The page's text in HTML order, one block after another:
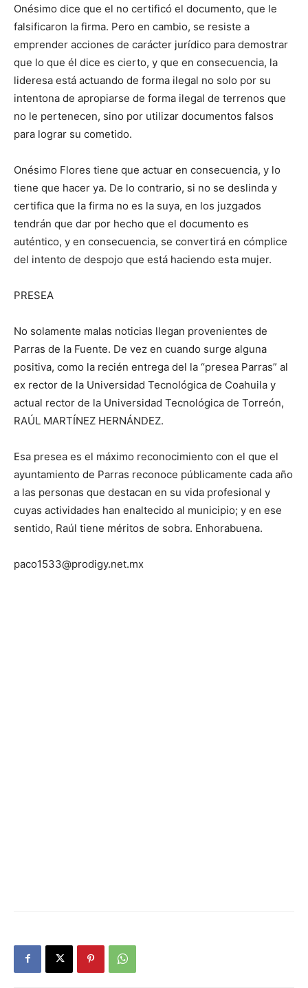
Onésimo dice que el no certificó el documento, que le
falsificaron la firma. Pero en cambio, se resiste a
emprender acciones de carácter jurídico para demostrar
que lo que él dice es cierto, y que en consecuencia, la
lideresa está actuando de forma ilegal no solo por su
intentona de apropiarse de forma ilegal de terrenos que
no le pertenecen, sino por utilizar documentos falsos
para lograr su cometido.
Onésimo Flores tiene que actuar en consecuencia, y lo
tiene que hacer ya. De lo contrario, si no se deslinda y
certifica que la firma no es la suya, en los juzgados
tendrán que dar por hecho que el documento es
auténtico, y en consecuencia, se convertirá en cómplice
del intento de despojo que está haciendo esta mujer.
PRESEA
No solamente malas noticias llegan provenientes de
Parras de la Fuente. De vez en cuando surge alguna
positiva, como la recién entrega del la “presea Parras” al
ex rector de la Universidad Tecnológica de Coahuila y
actual rector de la Universidad Tecnológica de Torreón,
RAÚL MARTÍNEZ HERNÁNDEZ.
Esa presea es el máximo reconocimiento con el que el
ayuntamiento de Parras reconoce públicamente cada año
a las personas que destacan en su vida profesional y
cuyas actividades han enaltecido al municipio; y en ese
sentido, Raúl tiene méritos de sobra. Enhorabuena.
paco1533@prodigy.net.mx